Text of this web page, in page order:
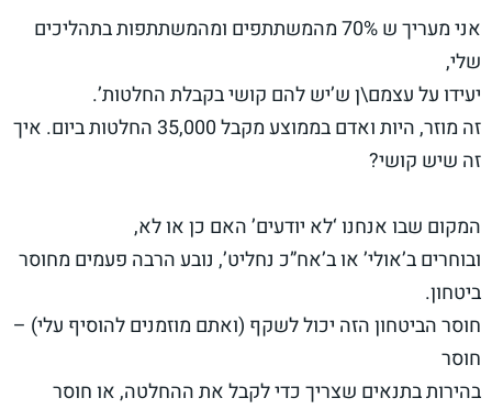
אני מעריך ש 70% מהמשתתפים ומהמשתתפות בתהליכים
שלי,
יעידו על עצמם\ן ש’יש להם קושי בקבלת החלטות’.
זה מוזר, היות ואדם בממוצע מקבל 35,000 החלטות ביום. איך
זה שיש קושי?
המקום שבו אנחנו ‘לא יודעים’ האם כן או לא,
ובוחרים ב’אולי’ או ב’אח”כ נחליט’, נובע הרבה פעמים מחוסר
ביטחון.
חוסר הביטחון הזה יכול לשקף (ואתם מוזמנים להוסיף עלי) –
חוסר
בהירות בתנאים שצריך כדי לקבל את ההחלטה, או חוסר